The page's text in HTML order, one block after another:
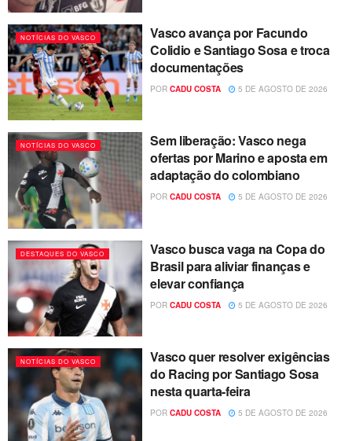
NOTÍCIAS DO VASCO
Vasco avança por Facundo
Colidio e Santiago Sosa e troca
documentações
POR CADU COSTA 5 DE AGOSTO DE 2026
NOTÍCIAS DO VASCO
Sem liberação: Vasco nega
ofertas por Marino e aposta em
adaptação do colombiano
POR CADU COSTA 5 DE AGOSTO DE 2026
DESTAQUES DO VASCO
Vasco busca vaga na Copa do
Brasil para aliviar finanças e
elevar confiança
POR CADU COSTA 5 DE AGOSTO DE 2026
NOTÍCIAS DO VASCO
Vasco quer resolver exigências
do Racing por Santiago Sosa
nesta quarta-feira
POR CADU COSTA 5 DE AGOSTO DE 2026